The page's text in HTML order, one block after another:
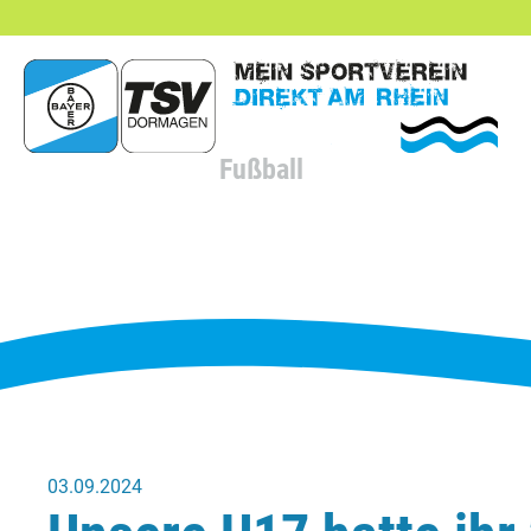
Fußball
03.09.2024